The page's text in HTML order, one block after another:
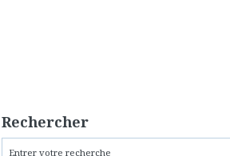
Rechercher